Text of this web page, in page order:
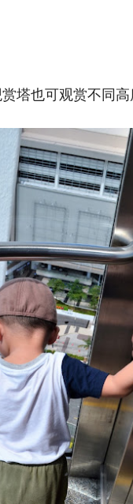
塔也可观赏不同高